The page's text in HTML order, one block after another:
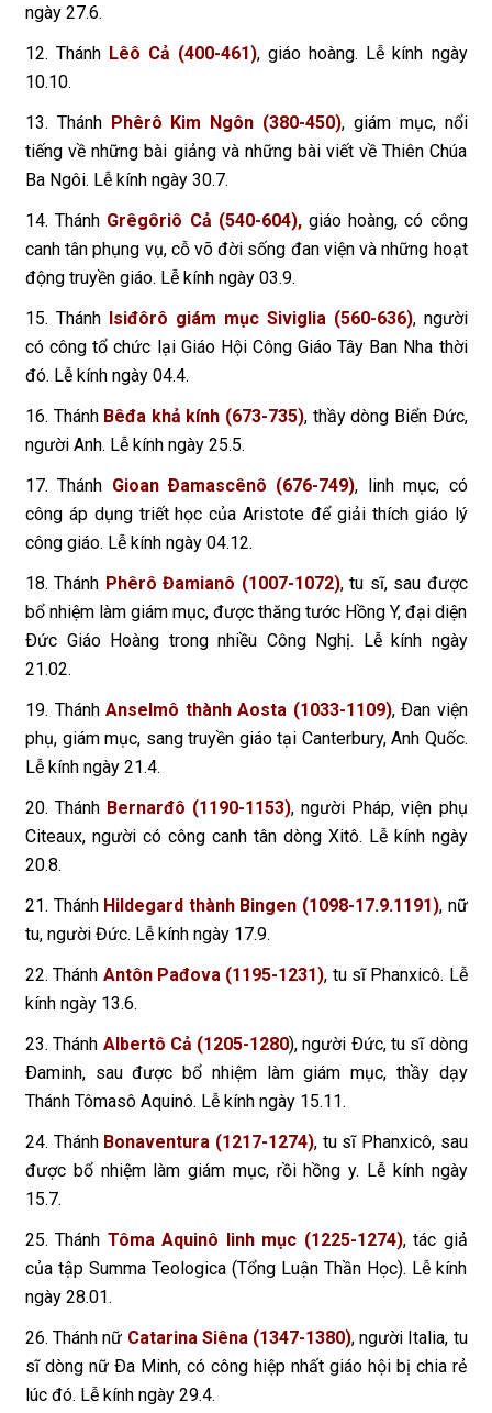
ngày 27.6.
12. Thánh Lêô Cả (400-461), giáo hoàng. Lễ kính ngày
10.10.
13. Thánh Phêrô Kim Ngôn (380-450), giám mục, nổi
tiếng về những bài giảng và những bài viết về Thiên Chúa
Ba Ngôi. Lễ kính ngày 30.7.
14. Thánh Grêgôriô Cả (540-604),giáo hoàng, có công
canh tân phụng vụ, cỗ võ đời sống đan viện và những hoạt
động truyền giáo. Lễ kính ngày 03.9.
15. Thánh Isiđôrô giám mục Siviglia (560-636), người
có công tổ chức lại Giáo Hội Công Giáo Tây Ban Nha thời
đó. Lễ kính ngày 04.4.
16. Thánh Bêđa khả kính (673-735), thầy dòng Biển Ðức,
người Anh. Lễ kính ngày 25.5.
17. Thánh Gioan Ðamascênô (676-749), linh mục, có
công áp dụng triết học của Aristote để giải thích giáo lý
công giáo. Lễ kính ngày 04.12.
18. Thánh Phêrô Đamianô (1007-1072), tu sĩ, sau được
bổ nhiệm làm giám mục, được thăng tước Hồng Y, đại diện
Ðức Giáo Hoàng trong nhiều Công Nghị. Lễ kính ngày
21.02.
19. Thánh Anselmô thành Aosta (1033-1109), Ðan viện
phụ, giám mục, sang truyền giáo tại Canterbury, Anh Quốc.
Lễ kính ngày 21.4.
20. Thánh Bernarđô (1190-1153), người Pháp, viện phụ
Citeaux, người có công canh tân dòng Xitô. Lễ kính ngày
20.8.
21. Thánh Hildegard thành Bingen (1098-17.9.1191), nữ
tu, người Đức. Lễ kính ngày 17.9.
22. Thánh Antôn Pađova (1195-1231), tu sĩ Phanxicô. Lễ
kính ngày 13.6.
23. Thánh Albertô Cả (1205-1280), người Ðức, tu sĩ dòng
Ðaminh, sau được bổ nhiệm làm giám mục, thầy dạy
Thánh Tômasô Aquinô. Lễ kính ngày 15.11.
24. Thánh Bonaventura (1217-1274), tu sĩ Phanxicô, sau
được bổ nhiệm làm giám mục, rồi hồng y. Lễ kính ngày
15.7.
25. Thánh Tôma Aquinô linh mục (1225-1274), tác giả
của tập Summa Teologica (Tổng Luận Thần Học). Lễ kính
ngày 28.01.
26. Thánh nữ Catarina Siêna (1347-1380), người Italia, tu
sĩ dòng nữ Ða Minh, có công hiệp nhất giáo hội bị chia rẻ
lúc đó. Lễ kính ngày 29.4.